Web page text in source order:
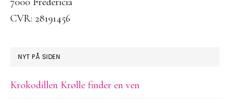
CVR: 28191456
NYT PÅ SIDEN
Krokodillen Krølle finder en ven